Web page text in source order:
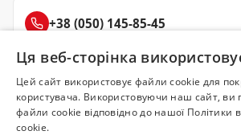
+38 (050) 145-85-45
Делюкс
СПЕЦІЇ ТА ПРЯНОЩІ
Ця веб-сторінка
Цей сайт використовує файли cookie для
користувача. Використовуючи наш сайт, ви
файли cookie відповідно до нашої Політики
cookie.